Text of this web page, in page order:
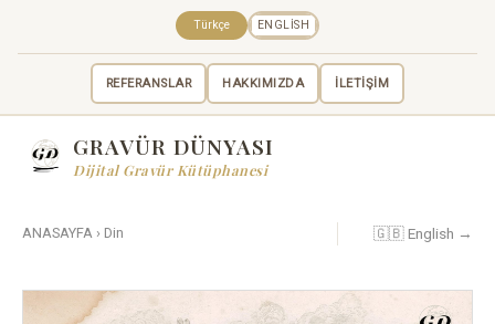
REFERANSLAR HAKKIMIZDA İLETİŞİM
Türkçe ENGLISH
GRAVÜR DÜNYASI
Dijital Gravür Kütüphanesi
ANASAYFA › Din 🇬🇧 English →